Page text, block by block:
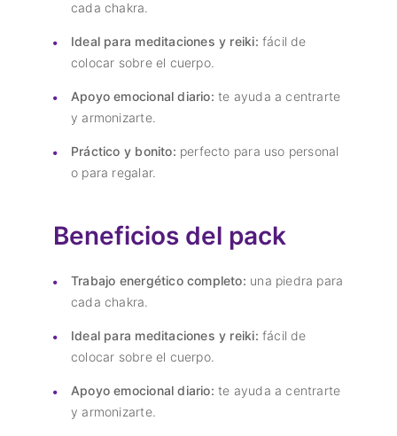
cada chakra.
Ideal para meditaciones y reiki: fácil de
colocar sobre el cuerpo.
Apoyo emocional diario: te ayuda a centrarte
y armonizarte.
Práctico y bonito: perfecto para uso personal
o para regalar.
Beneficios del pack
Trabajo energético completo: una piedra para
cada chakra.
Ideal para meditaciones y reiki: fácil de
colocar sobre el cuerpo.
Apoyo emocional diario: te ayuda a centrarte
y armonizarte.